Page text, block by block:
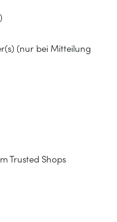
(nur bei Mitteilung
Trusted Shops